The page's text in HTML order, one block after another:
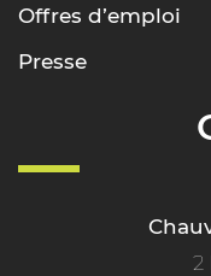
Offres d’emploi
Presse
2